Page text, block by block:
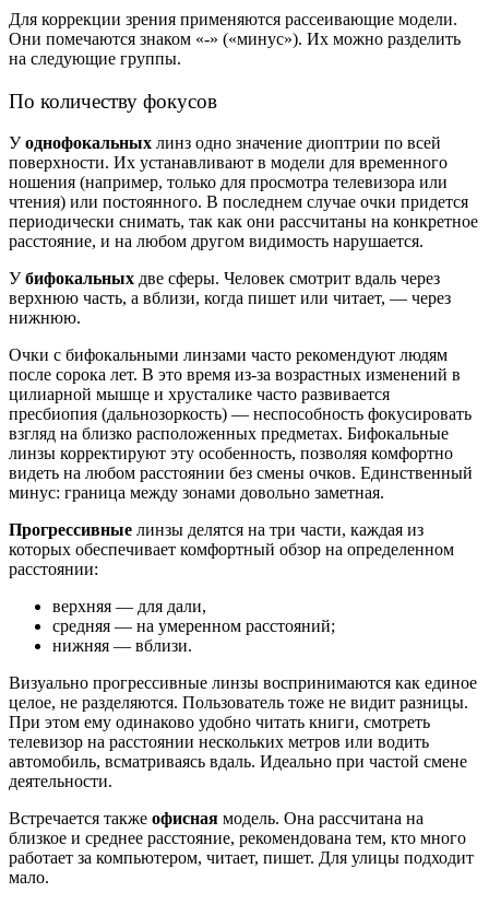
Для коррекции зрения применяются рассеивающие модели.
Они помечаются знаком «-» («минус»). Их можно разделить
на следующие группы.
По количеству фокусов
Уоднофокальных линз одно значение диоптрии по всей
поверхности. Их устанавливают в модели для временного
ношения (например, только для просмотра телевизора или
чтения) или постоянного. В последнем случае очки придется
периодически снимать, так как они рассчитаны на конкретное
расстояние, и на любом другом видимость нарушается.
Убифокальных две сферы. Человек смотрит вдаль через
верхнюю часть, а вблизи, когда пишет или читает, — через
нижнюю.
Очки с бифокальными линзами часто рекомендуют людям
после сорока лет. В это время из-за возрастных изменений в
цилиарной мышце и хрусталике часто развивается
пресбиопия (дальнозоркость) — неспособность фокусировать
взгляд на близко расположенных предметах. Бифокальные
линзы корректируют эту особенность, позволяя комфортно
видеть на любом расстоянии без смены очков. Единственный
минус: граница между зонами довольно заметная.
Прогрессивные линзы делятся на три части, каждая из
которых обеспечивает комфортный обзор на определенном
расстоянии:
верхняя — для дали,
средняя — на умеренном расстояний;
нижняя — вблизи.
Визуально прогрессивные линзы воспринимаются как единое
целое, не разделяются. Пользователь тоже не видит разницы.
При этом ему одинаково удобно читать книги, смотреть
телевизор на расстоянии нескольких метров или водить
автомобиль, всматриваясь вдаль. Идеально при частой смене
деятельности.
Встречается также офисная модель. Она рассчитана на
близкое и среднее расстояние, рекомендована тем, кто много
работает за компьютером, читает, пишет. Для улицы подходит
мало.